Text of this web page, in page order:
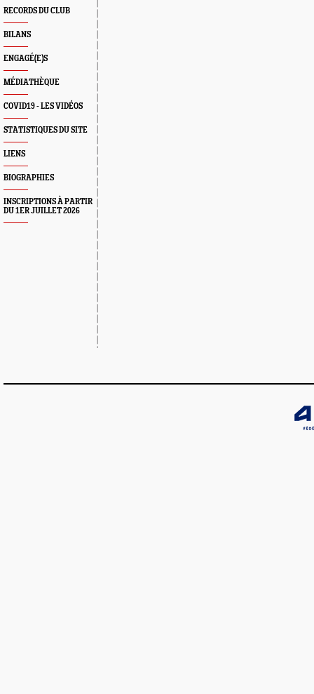
RECORDS DU CLUB
BILANS
ENGAGÉ(E)S
MÉDIATHÈQUE
COVID19 - LES VIDÉOS
STATISTIQUES DU SITE
LIENS
BIOGRAPHIES
INSCRIPTIONS À PARTIR
DU 1ER JUILLET 2026